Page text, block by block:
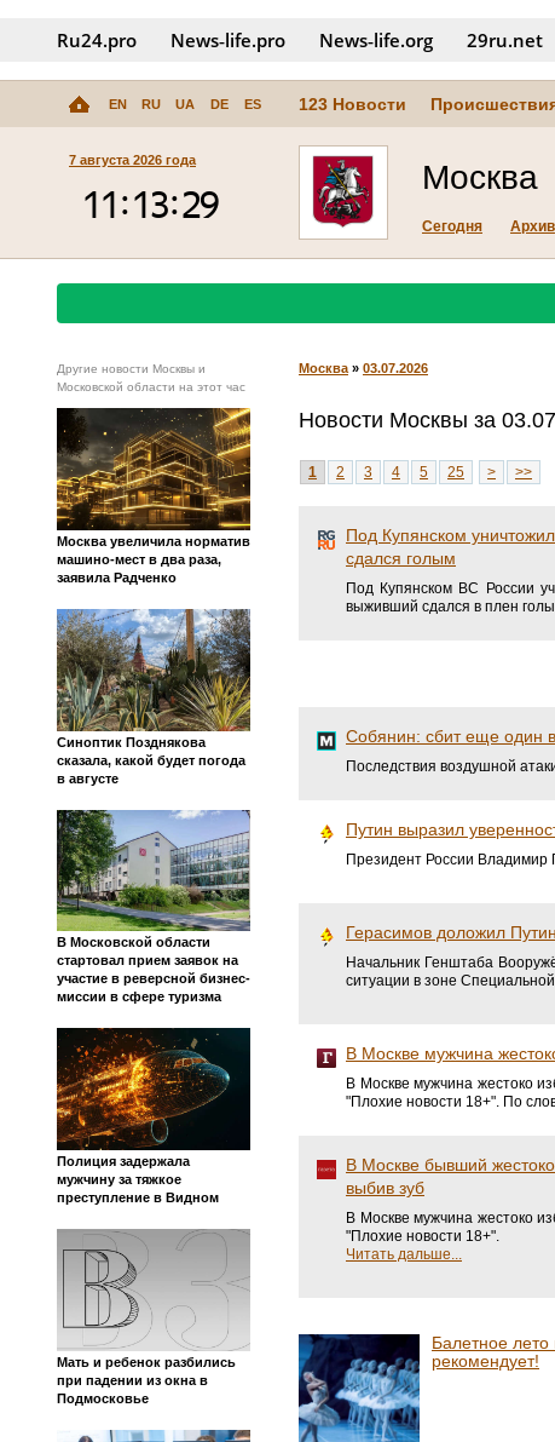
Ru24.pro News‑life.pro News‑life.org 29ru.net
EN RU UA DE ES 123 Новости
7 августа 2026 года Москва
Сегодня Архив
Другие новости Москвы и
Московской области на этот час
Москва увеличила норматив
машино-мест в два раза,
заявила Радченко
Синоптик Позднякова
сказала, какой будет погода
в августе
В Московской области
стартовал прием заявок на
участие в реверсной бизнес-
миссии в сфере туризма
Полиция задержала
мужчину за тяжкое
преступление в Видном
Мать и ребенок разбились
при падении из окна в
Подмосковье
Москва » 03.07.2026
Новости Москвы за
1 2 3 4 5 25 > >>
Под Купянском
сдался голым
Под Купянском ВС России
выживший сдался в плен
Собянин: сбит еще один
Последствия воздушной
Путин выразил
Президент России Владимир
Герасимов доложил
Начальник Генштаба
ситуации в зоне
В Москве мужчина
В Москве мужчина жестоко
"Плохие новости 18+". По
В Москве бывший
выбив зуб
В Москве мужчина жестоко
"Плохие новости 18+".
Читать дальше...
Балетное
рекомендует!